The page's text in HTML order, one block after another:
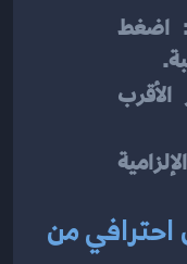
: اضغط
: راجع الحقول الإلزامية